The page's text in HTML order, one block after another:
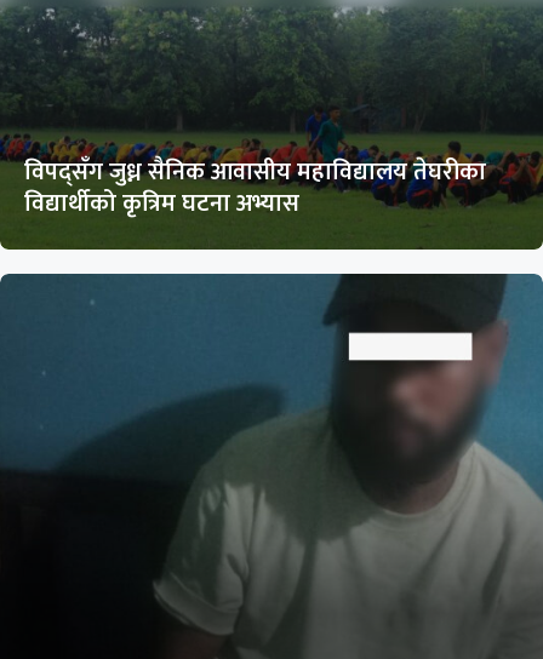
विपद्सँग जुध्न सैनिक आवासीय महाविद्यालय तेघरीका
विद्यार्थीको कृत्रिम घटना अभ्यास